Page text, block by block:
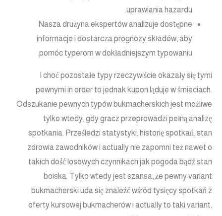
uprawiania hazardu.
Nasza drużyna ekspertów analizuje dostępne
informacje i dostarcza prognozy składów, aby
pomóc typerom w dokładniejszym typowaniu.
I choć pozostałe typy rzeczywiście okazały się tymi
pewnymi in order to jednak kupon ląduje w śmieciach.
Odszukanie pewnych typów bukmacherskich jest możliwe
tylko wtedy, gdy gracz przeprowadzi pełną analizę
spotkania. Prześledzi statystyki, historię spotkań, stan
zdrowia zawodników i actually nie zapomni też nawet o
takich dość losowych czynnikach jak pogoda bądź stan
boiska. Tylko wtedy jest szansa, że pewny variant
bukmacherski uda się znaleźć wśród tysięcy spotkań z
oferty kursowej bukmacherów i actually to taki variant,